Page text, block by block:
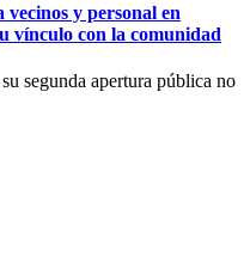
y personal en
vínculo con la comunidad